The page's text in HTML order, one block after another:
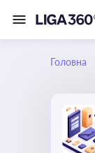
Головна